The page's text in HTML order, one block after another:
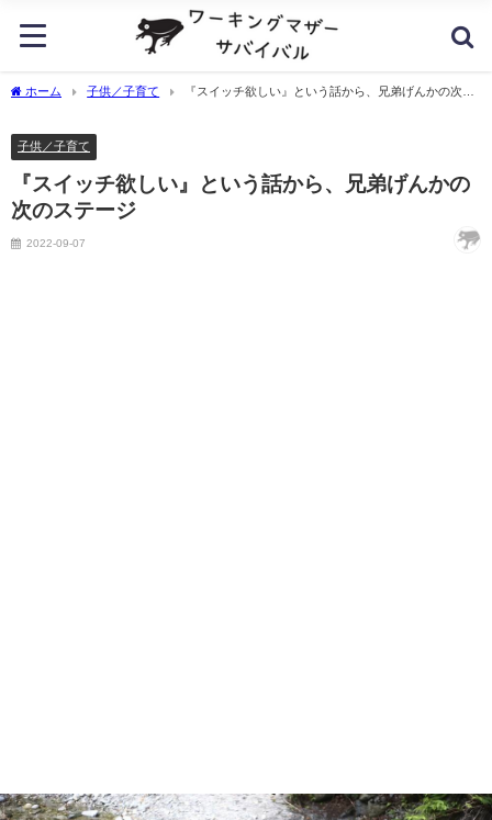
ホーム 子供／子育て
『スイッチ欲しい』という話から、兄弟げんかの次の
子供／子育て
『スイッチ欲しい』という話から、兄弟げんかの
次のステージ
2022-09-07